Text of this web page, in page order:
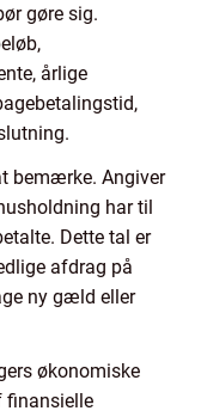
gøre sig.
årlige
bemærke. Angiver
har til
Dette tal er
afdrag på
ny gæld eller
økonomiske
finansielle